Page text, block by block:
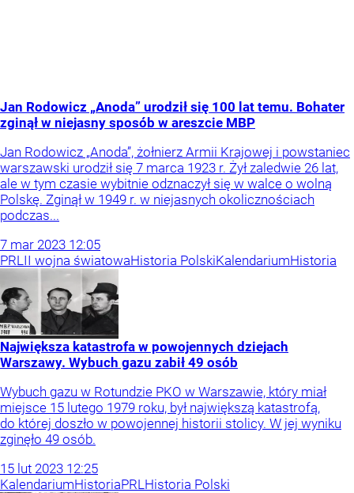
Jan Rodowicz „Anoda” urodził się 100 lat temu. Bohater
zginął w niejasny sposób w areszcie MBP
Jan Rodowicz „Anoda”, żołnierz Armii Krajowej i powstaniec
warszawski urodził się 7 marca 1923 r. Żył zaledwie 26 lat,
ale w tym czasie wybitnie odznaczył się w walce o wolną
Polskę. Zginął w 1949 r. w niejasnych okolicznościach
podczas...
7 mar 2023 12:05
PRLII wojna światowaHistoria PolskiKalendariumHistoria
Największa katastrofa w powojennych dziejach
Warszawy. Wybuch gazu zabił 49 osób
Wybuch gazu w Rotundzie PKO w Warszawie, który miał
miejsce 15 lutego 1979 roku, był największą katastrofą,
do której doszło w powojennej historii stolicy. W jej wyniku
zginęło 49 osób.
15 lut 2023 12:25
KalendariumHistoriaPRLHistoria Polski